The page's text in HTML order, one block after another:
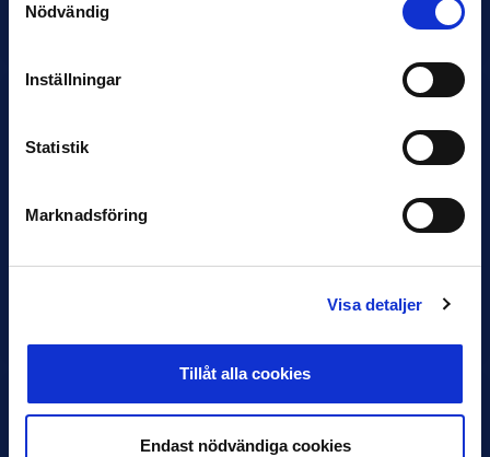
Nödvändig
Inställningar
Statistik
Marknadsföring
Visa detaljer
Tillåt alla cookies
Endast nödvändiga cookies
Inleder mot…
12 JUNI